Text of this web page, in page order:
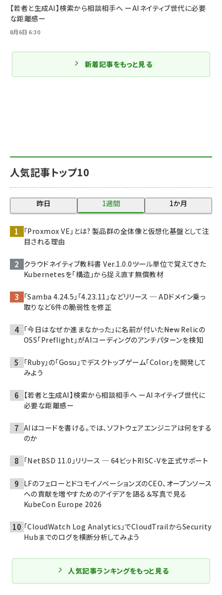
人気記事トップ10
昨日 1週間 1か月
「Proxmox VE」とは? 製品群の全体像と仮想化基盤として注
目される理由
クラウドネイティブ教科書 Ver.1.0.0――ツール単位で覚えてきた
Kubernetesを「構造」から捉え直す無償教材
「Samba 4.24.5」「4.23.11」などリリース ─ ADドメイン乗っ
取りなど6件の脆弱性を修正
「今日はなぜか進まなかった」に名前が付いた――New Relicの
OSS「Preflight」がAIコーディングのアンチパターンを検知
「Ruby」の「Gosu」でデスクトップゲーム「Color」を開発して
みよう
【若者と生成AI】検索から相談相手へ ーAIネイティブ世代に
必要な距離感ー
AIはコードを書ける。では、ソフトウェアエンジニアは何をする
のか
「NetBSD 11.0」リリース ─ 64ビットRISC-Vを正式サポート
LFのフェローとドコモイノベーションズのCEO、オープンソース
への貢献を増やすためのアイデアを語る＆写真で見る
KubeCon Europe 2026
「CloudWatch Log Analytics」でCloudTrailからSecurity
Hubまでのログを横断分析してみよう
人気記事ランキングをもっと見る
【若者と生成AI】検索から相談相手へ ーAIネイティブ世代に必要
な距離感ー
8月6日 6:30
新着記事をもっと見る